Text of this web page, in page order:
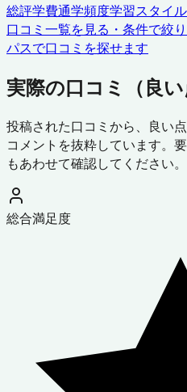
総評学費通学頻度学習スタイル
口コミ一覧を見る・条件で絞
パスで口コミを探せます
実際の口コミ（良い
投稿された口コミから、良い
コメントを抜粋しています。
もあわせて確認してください。
総合満足度